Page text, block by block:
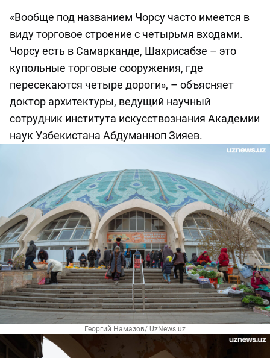
«Вообще под названием Чорсу часто имеется в
виду торговое строение с четырьмя входами.
Чорсу есть в Самарканде, Шахрисабзе – это
купольные торговые сооружения, где
пересекаются четыре дороги», – объясняет
доктор архитектуры, ведущий научный
сотрудник института искусствознания Академии
наук Узбекистана Абдуманноп Зияев.
Георгий Намазов/ UzNews.uz